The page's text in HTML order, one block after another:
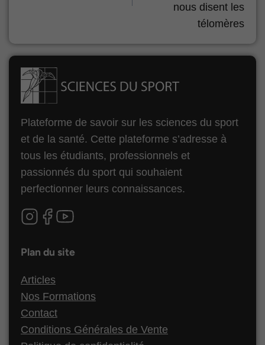
nous disent les
télomères
Plateforme de savoir sur les sciences du sport
et de la santé. Cette plateforme s’adresse à
tous les étudiants, professionnels et
passionnés du sport qui souhaient
perfectionner leurs connaissances.
Plan du site
Articles
Nos Formations
Contact
Conditions Générales de Vente